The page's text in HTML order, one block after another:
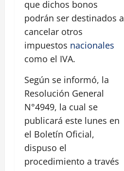
que dichos bonos
podrán ser destinados a
cancelar otros
impuestos nacionales
como el IVA.
Según se informó, la
Resolución General
N°4949, la cual se
publicará este lunes en
el Boletín Oficial,
dispuso el
procedimiento a través